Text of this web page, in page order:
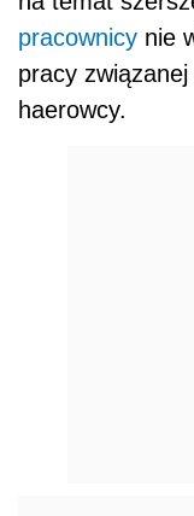
pracownicy nie
pracy
haerowcy.